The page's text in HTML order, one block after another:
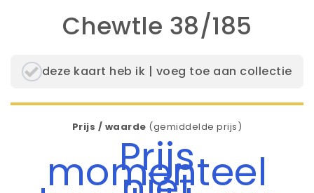
Chewtle 38/185
deze kaart heb ik | voeg toe aan collectie
Prijs / waarde (gemiddelde prijs)
Prijs
momenteel